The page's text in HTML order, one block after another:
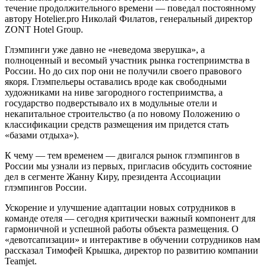
течение продолжительного времени — поведал постоянному
автору Hotelier.pro Николай Филатов, генеральный директор
ZONT Hotel Group.
Глэмпинги уже давно не «неведома зверушка», а
полноценный и весомый участник рынка гостеприимства в
России. Но до сих пор они не получили своего правового
якоря. Глэмпельеры оставались вроде как свободными
художниками на ниве загородного гостеприимства, а
государство подверстывало их в модульные отели и
некапитальное строительство (а по новому Положению о
классификации средств размещения им придется стать
«базами отдыха»).
К чему — тем временем — двигался рынок глэмпингов в
России мы узнали из первых, пригласив обсудить состояние
дел в сегменте Жанну Киру, президента Ассоциации
глэмпингов России.
Ускорение и улучшение адаптации новых сотрудников в
команде отеля — сегодня критически важный компонент для
гармоничной и успешной работы объекта размещения. О
«девотсапизации» и интерактиве в обучении сотрудников нам
рассказал Тимофей Крышка, директор по развитию компании
Teamjet.